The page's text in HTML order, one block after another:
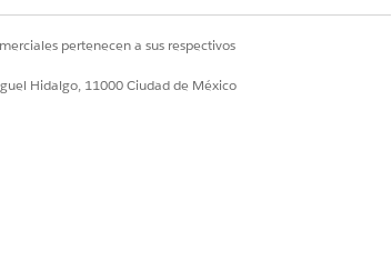
pertenecen a sus respectivos
Hidalgo, 11000 Ciudad de México